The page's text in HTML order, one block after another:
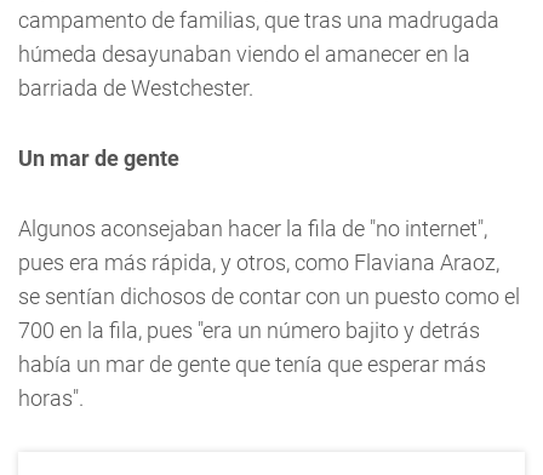
campamento de familias, que tras una madrugada
húmeda desayunaban viendo el amanecer en la
barriada de Westchester.
Un mar de gente
Algunos aconsejaban hacer la fila de "no internet",
pues era más rápida, y otros, como Flaviana Araoz,
se sentían dichosos de contar con un puesto como el
700 en la fila, pues "era un número bajito y detrás
había un mar de gente que tenía que esperar más
horas".